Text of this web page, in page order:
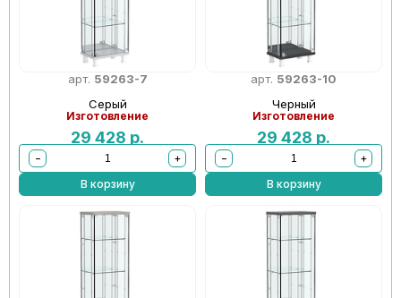
арт. 59263-7
Серый
Изготовление
29 428 р.
−
+
В корзину
арт. 59263-10
Черный
Изготовление
29 428 р.
−
+
В корзину